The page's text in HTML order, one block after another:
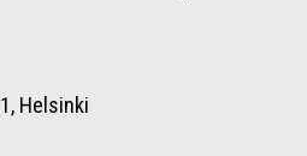
Helsinki